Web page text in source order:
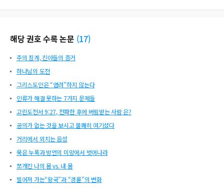
해당 권호 수록 논문 (17)
주의 징계, 친아들의 증거
하나님의 도전
그리스도인은 “염려”하지 않는다
인류가 해결 못하는 7가지 문제들
고린도전서 9:27, 전파한 후에 버림받는 사람 은?
공의가 없는 것을 보시고 불쾌히 여기셨다
거리에서 외치는 음성
묵은 누룩과 방언의 미망에서 벗어나라
쪼개진 나의 몸 vs. 내 몸
멀어져 가는“왕국”과 “경륜”의 변화